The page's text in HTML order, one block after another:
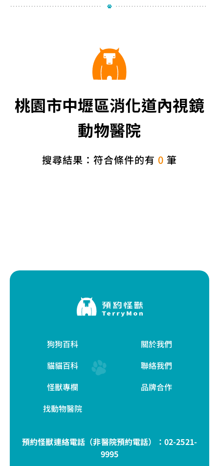
桃園市中壢區消化道內視鏡
動物醫院
搜尋結果：符合條件的有 0 筆
狗狗百科
貓貓百科
怪獸專欄
找動物醫院
關於我們
聯絡我們
品牌合作
預約怪獸連絡電話（非醫院預約電話）： 02-2521-
9995